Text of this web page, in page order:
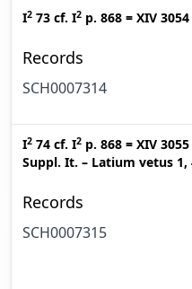
I2 73 cf. I2 p. 868 = XIV 3054
Records
SCH0007314
I2 74 cf. I2 p. 868 = XIV 3055
Suppl. It. – Latium vetus 1,
Records
SCH0007315